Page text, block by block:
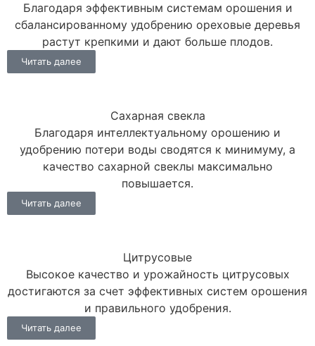
Благодаря эффективным системам орошения и
сбалансированному удобрению ореховые деревья
растут крепкими и дают больше плодов.
Читать далее
Сахарная свекла
Благодаря интеллектуальному орошению и
удобрению потери воды сводятся к минимуму, а
качество сахарной свеклы максимально
повышается.
Читать далее
Цитрусовые
Высокое качество и урожайность цитрусовых
достигаются за счет эффективных систем орошения
и правильного удобрения.
Читать далее